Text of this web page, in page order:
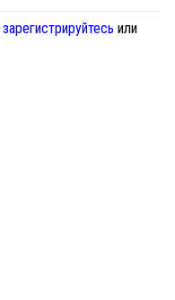
зарегистрируйтесь или